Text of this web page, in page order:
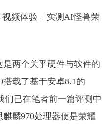
两个关乎硬件与软件的
载了基于安卓8.1的
们已在笔者前一篇评测中
麟970处理器便是荣耀